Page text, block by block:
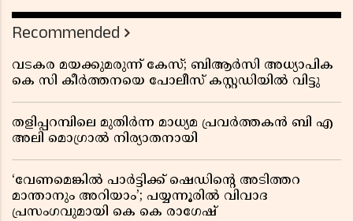
റിപ്പോർട്ട് പുറത്ത്
Recommended
വടകര മയക്കുമരുന്ന് കേസ്; ബിആർസി അധ്യാപിക
കെ സി കീർത്തനയെ പോലീസ് കസ്റ്റഡിയിൽ വിട്ടു
തളിപ്പറമ്പിലെ മുതിർന്ന മാധ്യമ പ്രവർത്തകൻ ബി എ
അലി മൊഗ്രാൽ നിര്യാതനായി
‘വേണമെങ്കിൽ പാർട്ടിക്ക് ഷെഡിൻ്റെ അടിത്തറ
മാന്താനും അറിയാം’; പയ്യന്നൂരിൽ വിവാദ
പ്രസംഗവുമായി കെ കെ രാഗേഷ്